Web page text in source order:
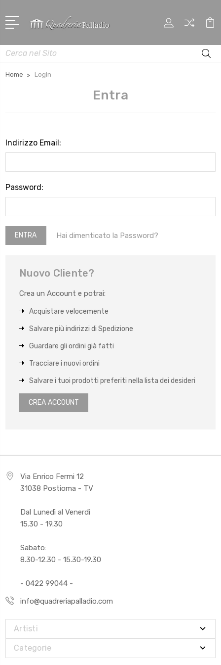
Cerca
Home Login
Entra
Indirizzo Email:
Password:
Hai dimenticato la Password?
Nuovo Cliente?
Crea un Account e potrai:
Acquistare velocemente
Salvare più indirizzi di Spedizione
Guardare gli ordini già fatti
Tracciare i nuovi ordini
Salvare i tuoi prodotti preferiti nella lista dei desideri
CREA ACCOUNT
Via Enrico Fermi 12
31038 Postioma - TV
Dal Lunedì al Venerdì
15.30 - 19.30
Sabato:
8.30-12.30 - 15.30-19.30
- 0422 99044 -
info@quadreriapalladio.com
Artisti
Categorie